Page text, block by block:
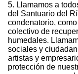
5. Llamamos a
del Santuario del
condenatorio,
colectivo de
humedales.
sociales y
artistas y
protección de